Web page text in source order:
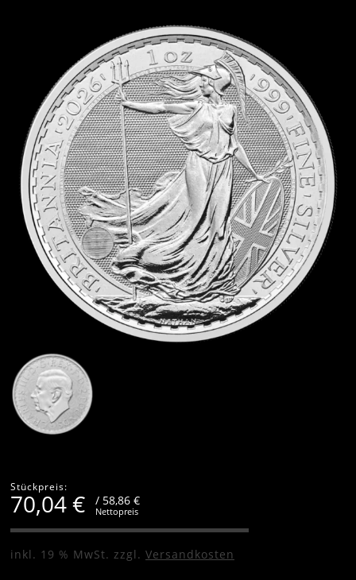
Stückpreis:
70,04€ / 58,86 €
Nettopreis
inkl. 19 % MwSt. zzgl. Versandkosten